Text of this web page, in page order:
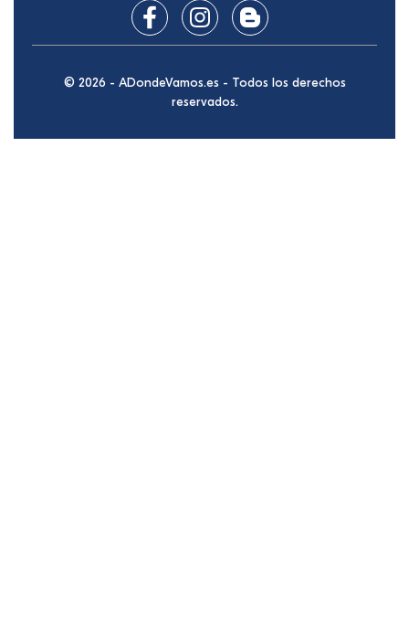
© 2026 - ADondeVamos.es - Todos los derechos
reservados.